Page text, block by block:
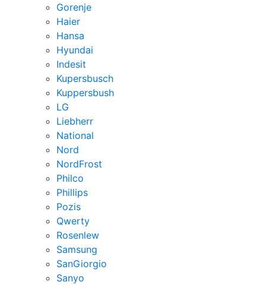
Gorenje
Haier
Hansa
Hyundai
Indesit
Kupersbusch
Kuppersbush
LG
Liebherr
National
Nord
NordFrost
Philco
Phillips
Pozis
Qwerty
Rosenlew
Samsung
SanGiorgio
Sanyo